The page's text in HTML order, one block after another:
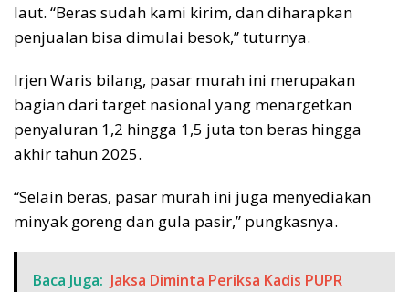
laut. “Beras sudah kami kirim, dan diharapkan
penjualan bisa dimulai besok,” tuturnya.
Irjen Waris bilang, pasar murah ini merupakan
bagian dari target nasional yang menargetkan
penyaluran 1,2 hingga 1,5 juta ton beras hingga
akhir tahun 2025.
“Selain beras, pasar murah ini juga menyediakan
minyak goreng dan gula pasir,” pungkasnya.
Baca Juga: Jaksa Diminta Periksa Kadis PUPR